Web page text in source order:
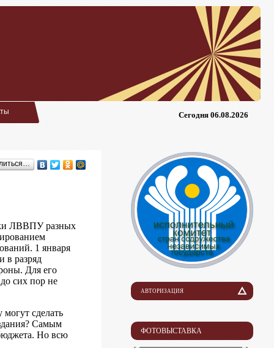
Сегодня 06.08.2026
ЛВВПУ разных
1 января
в разряд
Для его
сих пор не
сделать
Самым
Но всю
АВТОРИЗАЦИЯ
Логин
Пароль
ФОТОВЫСТАВКА